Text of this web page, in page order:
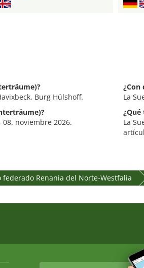
Burg Hülshoff.
noviembre 2026.
¿Con
La
La
federado Renania del Norte-Westfalia